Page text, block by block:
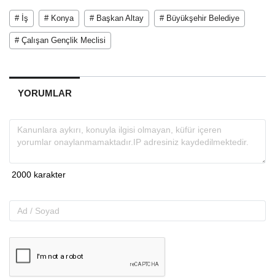
# İş # Konya # Başkan Altay # Büyükşehir Belediye
# Çalışan Gençlik Meclisi
YORUMLAR